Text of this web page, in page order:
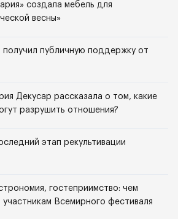
создала мебель для
весны»
получил публичную поддержку от
Декусар рассказала о том, какие
разрушить отношения?
этап рекультивации
гостеприимство: чем
Всемирного фестиваля